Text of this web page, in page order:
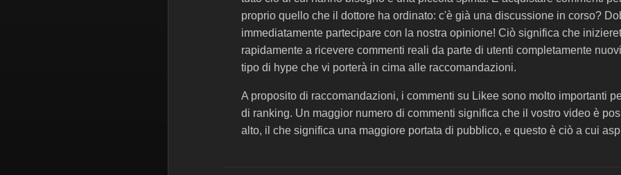
proprio quello che il dottore ha ordinato: c'è già una discussione in corso?
immediatamente partecipare con la nostra opinione! Ciò significa che
rapidamente a ricevere commenti reali da parte di utenti completamente
tipo di hype che vi porterà in cima alle raccomandazioni.
A proposito di raccomandazioni, i commenti su Likee sono molto importanti
di ranking. Un maggior numero di commenti significa che il vostro video è
alto, il che significa una maggiore portata di pubblico, e questo è ciò a cui